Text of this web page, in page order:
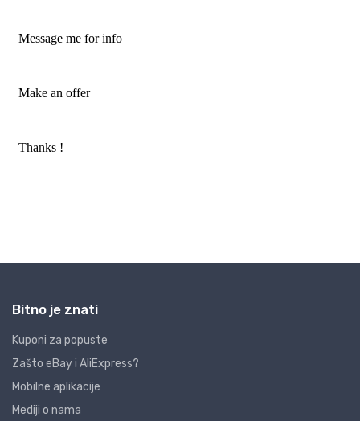
Bitno je znati
Kuponi za popuste
Zašto eBay i AliExpress?
Mobilne aplikacije
Mediji o nama